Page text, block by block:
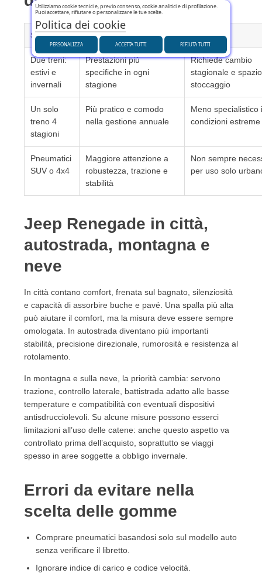
Soluzione Vantaggi Svantaggi
Due treni:
estivi e
invernali
Prestazioni più
specifiche in ogni
stagione
Richiede cambio
stagionale e
stoccaggio
Un solo
treno 4
stagioni
Più pratico e comodo
nella gestione annuale
Meno specialistico
condizioni estreme
Pneumatici
SUV o 4x4
Maggiore attenzione a
robustezza, trazione e
stabilità
Non sempre
per uso solo
Jeep Renegade in città,
autostrada, montagna e
neve
In città contano comfort, frenata sul bagnato, silenziosità
e capacità di assorbire buche e pavé. Una spalla più alta
può aiutare il comfort, ma la misura deve essere sempre
omologata. In autostrada diventano più importanti
stabilità, precisione direzionale, rumorosità e resistenza al
rotolamento.
In montagna e sulla neve, la priorità cambia: servono
trazione, controllo laterale, battistrada adatto alle basse
temperature e compatibilità con eventuali dispositivi
antisdrucciolevoli. Su alcune misure possono esserci
limitazioni all’uso delle catene: anche questo aspetto va
controllato prima dell’acquisto, soprattutto se viaggi
spesso in aree soggette a obbligo invernale.
Errori da evitare nella
scelta delle gomme
Comprare pneumatici basandosi solo sul modello auto
senza verificare il libretto.
Ignorare indice di carico e codice velocità.
Utilizziamo cookie tecnici e, previo consenso, cookie analitici e di profilazione.
Puoi accettare, rifiutare o personalizzare le tue scelte.
Politica dei cookie
PERSONALIZZA RIFIUTA TUTTI
ACCETTA TUTTI